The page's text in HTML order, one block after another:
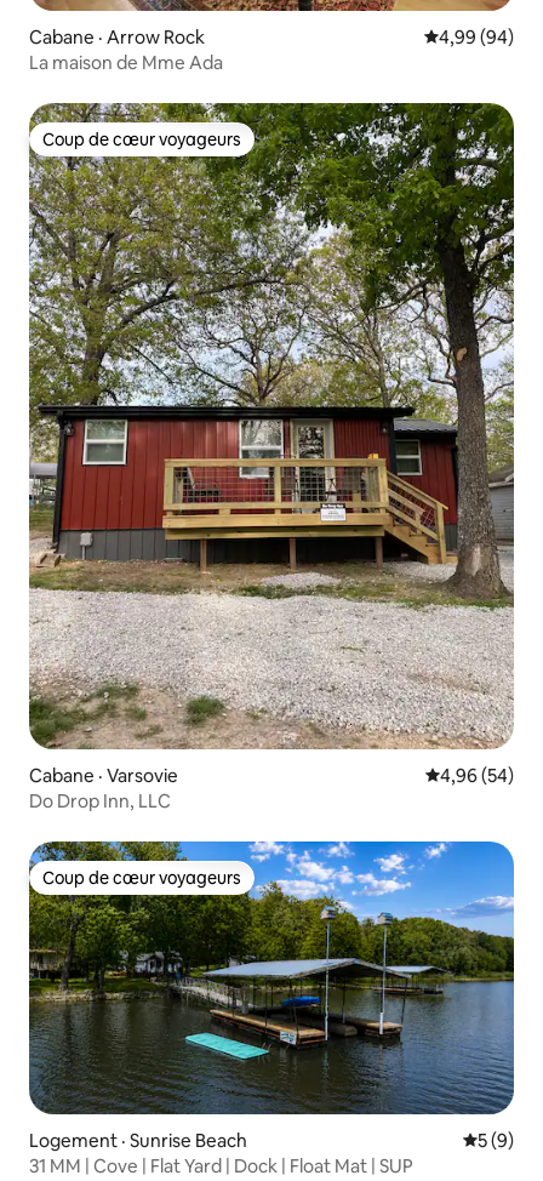
Cabane · Arrow Rock Note
4,99 (94)
La maison de Mme Ada
Coup de cœur voyageurs
Coup de cœur voyageurs
Cabane · Varsovie Note
4,96 (54)
Do Drop Inn, LLC
Coup de cœur voyageurs
Coup de cœur voyageurs
Logement · Sunrise Beach Note
5 (9)
31 MM | Cove | Flat Yard | Dock | Float Mat | SUP